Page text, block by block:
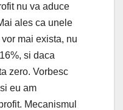
nu va aduce
ales ca unele
mai exista, nu
si daca
zero. Vorbesc
eu am
Mecanismul